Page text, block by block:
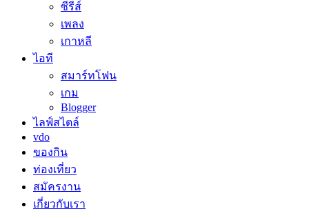
ซีรีส์
เพลง
เกาหลี
ไอที
สมาร์ทโฟน
เกม
Blogger
ไลฟ์สไตล์
vdo
ของกิน
ท่องเที่ยว
สมัครงาน
เกี่ยวกับเรา